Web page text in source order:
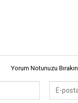
Yorum Notunuzu Bırakın